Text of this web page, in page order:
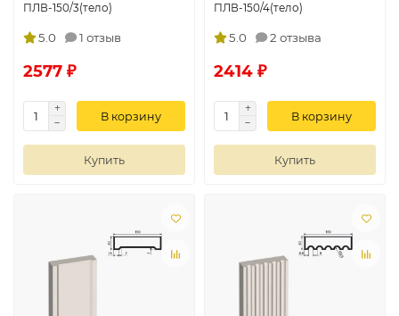
ПЛВ-150/3(тело)
5.0 1 отзыв
2577 ₽
В корзину
Купить
ПЛВ-150/4(тело)
5.0 2 отзыва
2414 ₽
В корзину
Купить